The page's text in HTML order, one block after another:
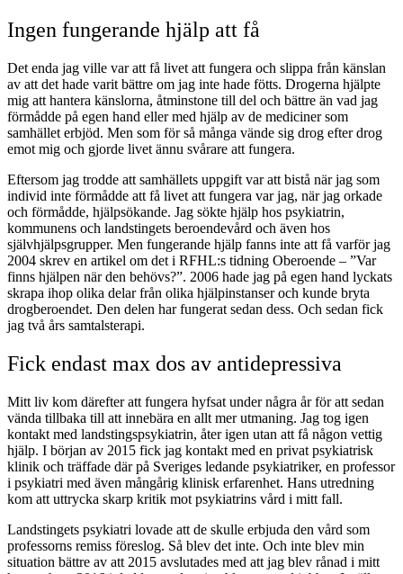
Ingen fungerande hjälp att få
Det enda jag ville var att få livet att fungera och slippa från känslan
av att det hade varit bättre om jag inte hade fötts. Drogerna hjälpte
mig att hantera känslorna, åtminstone till del och bättre än vad jag
förmådde på egen hand eller med hjälp av de mediciner som
samhället erbjöd. Men som för så många vände sig drog efter drog
emot mig och gjorde livet ännu svårare att fungera.
Eftersom jag trodde att samhällets uppgift var att bistå när jag som
individ inte förmådde att få livet att fungera var jag, när jag orkade
och förmådde, hjälpsökande. Jag sökte hjälp hos psykiatrin,
kommunens och landstingets beroendevård och även hos
självhjälpsgrupper. Men fungerande hjälp fanns inte att få varför jag
2004 skrev en artikel om det i RFHL:s tidning Oberoende – ”Var
finns hjälpen när den behövs?”. 2006 hade jag på egen hand lyckats
skrapa ihop olika delar från olika hjälpinstanser och kunde bryta
drogberoendet. Den delen har fungerat sedan dess. Och sedan fick
jag två års samtalsterapi.
Fick endast max dos av antidepressiva
Mitt liv kom därefter att fungera hyfsat under några år för att sedan
vända tillbaka till att innebära en allt mer utmaning. Jag tog igen
kontakt med landstingspsykiatrin, åter igen utan att få någon vettig
hjälp. I början av 2015 fick jag kontakt med en privat psykiatrisk
klinik och träffade där på Sveriges ledande psykiatriker, en professor
i psykiatri med även mångårig klinisk erfarenhet. Hans utredning
kom att uttrycka skarp kritik mot psykiatrins vård i mitt fall.
Landstingets psykiatri lovade att de skulle erbjuda den vård som
professorns remiss föreslog. Så blev det inte. Och inte blev min
situation bättre av att 2015 avslutades med att jag blev rånad i mitt